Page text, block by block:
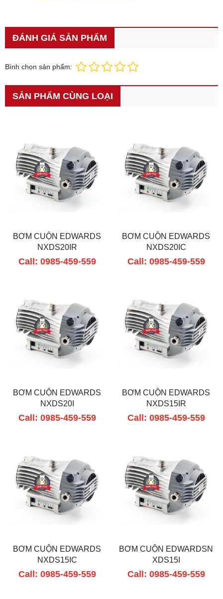
ĐÁNH GIÁ SẢN PHẨM
Bình chọn sản phẩm:
SẢN PHẨM CÙNG LOẠI
BƠM CUỘN EDWARDS
NXDS20IR
Call: 0985-459-559
BƠM CUỘN EDWARDS
NXDS20IC
Call: 0985-459-559
BƠM CUỘN EDWARDS
NXDS20I
Call: 0985-459-559
BƠM CUỘN EDWARDS
NXDS15IR
Call: 0985-459-559
BƠM CUỘN EDWARDS
NXDS15IC
Call: 0985-459-559
BƠM CUỘN EDWARDSN
XDS15I
Call: 0985-459-559